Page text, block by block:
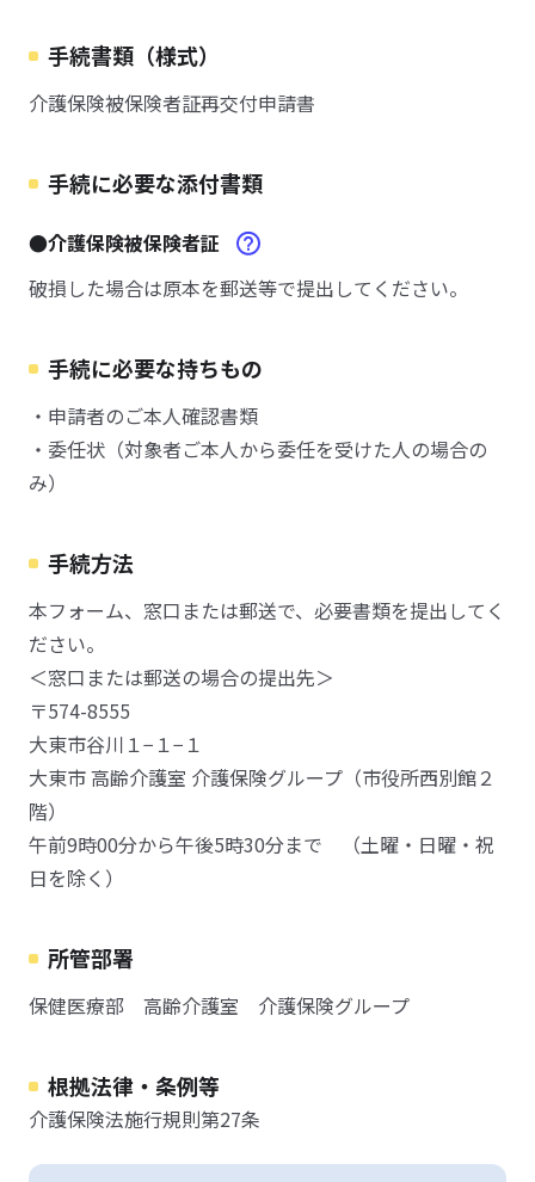
手続書類（様式）
介護保険被保険者証再交付申請書
手続に必要な添付書類
●介護保険被保険者証
破損した場合は原本を郵送等で提出してください。
手続に必要な持ちもの
・申請者のご本人確認書類
・委任状（対象者ご本人から委任を受けた人の場合の
み）
手続方法
本フォーム、窓口または郵送で、必要書類を提出してく
ださい。
＜窓口または郵送の場合の提出先＞
〒574-8555
大東市谷川１−１−１
大東市 高齢介護室 介護保険グループ（市役所西別館２
階）
午前9時00分から午後5時30分まで （土曜・日曜・祝
日を除く）
所管部署
保健医療部 高齢介護室 介護保険グループ
根拠法律・条例等
介護保険法施行規則第27条